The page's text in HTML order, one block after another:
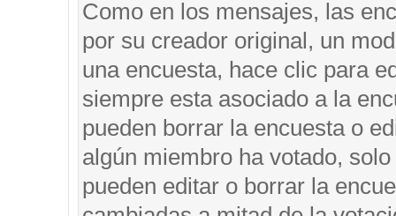
Como en los mensajes, las
por su creador original, un
una encuesta, hace clic para
siempre esta asociado a la
pueden borrar la encuesta o
algún miembro ha votado,
pueden editar o borrar la